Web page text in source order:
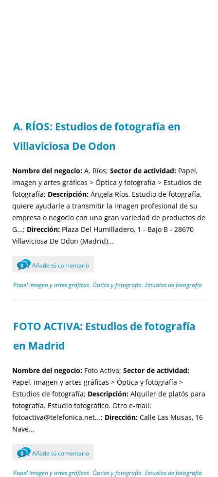
A. RÍOS: Estudios de fotografía en
Villaviciosa De Odon
Nombre del negocio: A. Ríos; Sector de actividad: Papel,
imagen y artes gráficas > Óptica y fotografía > Estudios de
fotografía; Descripción: Ángela Ríos, Estudio de fotografía,
quiere ayudarle a transmitir la imagen profesional de su
empresa o negocio con una gran variedad de productos de
G...; Dirección: Plaza Del Humilladero, 1 - Bajo B - 28670
Villaviciosa De Odon (Madrid)...
0 Añade tú comentario
Papel imagen y artes gráficas , Óptica y fotografía , Estudios de fotografía
FOTO ACTIVA: Estudios de fotografía
en Madrid
Nombre del negocio: Foto Activa; Sector de actividad:
Papel, imagen y artes gráficas > Óptica y fotografía >
Estudios de fotografía; Descripción: Alquiler de platós para
fotografía. Estudio fotográfico. Otro e-mail:
fotoactiva@telefonica.net...; Dirección: Calle Las Musas, 16
Nave...
0 Añade tú comentario
Papel imagen y artes gráficas , Óptica y fotografía , Estudios de fotografía